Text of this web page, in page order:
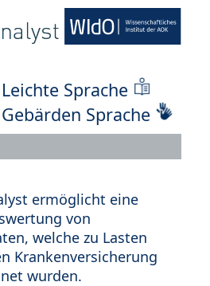
Leichte Sprache
Gebärden Sprache
ermöglicht eine
von
welche zu Lasten
Krankenversicherung
wurden.